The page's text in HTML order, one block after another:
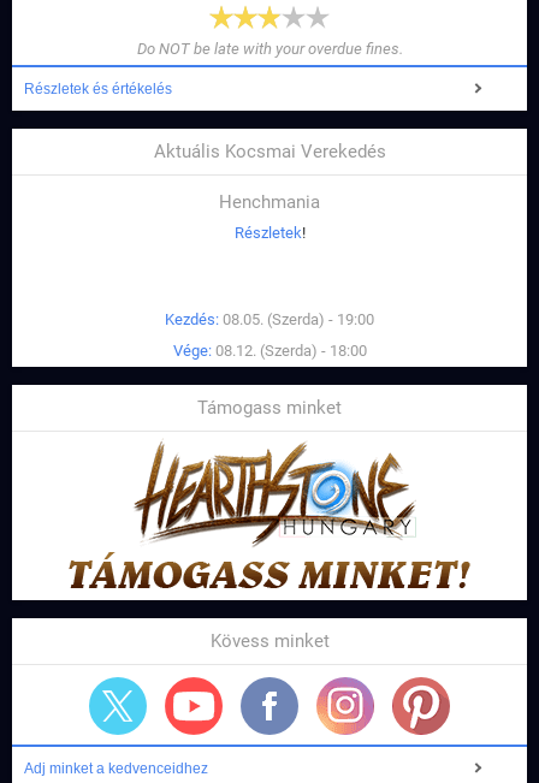
Do NOT be late with your overdue fines.
Részletek és értékelés
Aktuális Kocsmai Verekedés
Henchmania
Részletek!
Kezdés: 08.05. (Szerda) - 19:00
Vége: 08.12. (Szerda) - 18:00
Támogass minket
Kövess minket
Adj minket a kedvenceidhez